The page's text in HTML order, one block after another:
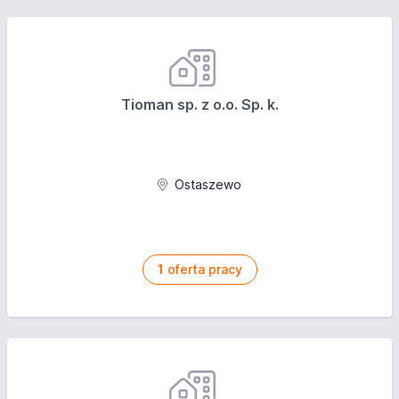
Tioman sp. z o.o. Sp. k.
Ostaszewo
1 oferta pracy